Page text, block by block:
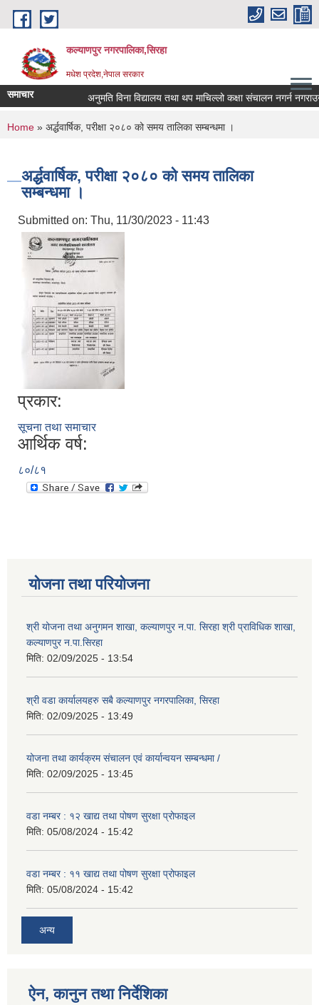
Skip to main content
कल्याणपुर नगरपालिका,सिरहा
मधेश प्रदेश,नेपाल सरकार
समाचार अनुमति विना विद्यालय तथा थप माचिल्लो कक्षा संचालन नगर्न नगराउन
You are here
Home » अर्द्धवार्षिक, परीक्षा २०८० को समय तालिका सम्बन्धमा ।
अर्द्धवार्षिक, परीक्षा २०८० को समय तालिका
सम्बन्धमा ।
Submitted on: Thu, 11/30/2023 - 11:43
प्रकार:
सूचना तथा समाचार
आर्थिक वर्ष:
८०/८१
योजना तथा परियोजना
श्री योजना तथा अनुगमन शाखा, कल्याणपुर न.पा. सिरहा श्री प्राविधिक शाखा,
कल्याणपुर न.पा.सिरहा
मिति: 02/09/2025 - 13:54
श्री वडा कार्यालयहरु सबै कल्याणपुर नगरपालिका, सिरहा
मिति: 02/09/2025 - 13:49
योजना तथा कार्यक्रम संचालन एवं कार्यान्वयन सम्बन्धमा /
मिति: 02/09/2025 - 13:45
वडा नम्बर : १२ खाद्य तथा पोषण सुरक्षा प्रोफाइल
मिति: 05/08/2024 - 15:42
वडा नम्बर : ११ खाद्य तथा पोषण सुरक्षा प्रोफाइल
मिति: 05/08/2024 - 15:42
अन्य
ऐन, कानुन तथा निर्देशिका